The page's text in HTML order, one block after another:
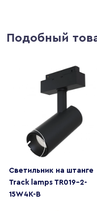
Подобный
Светильник на штанге
Track lamps TR019-2-
15W4K-B